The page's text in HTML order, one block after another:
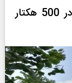
مدیریت تلفیقی کشت دوم برنج در 500 هکتار